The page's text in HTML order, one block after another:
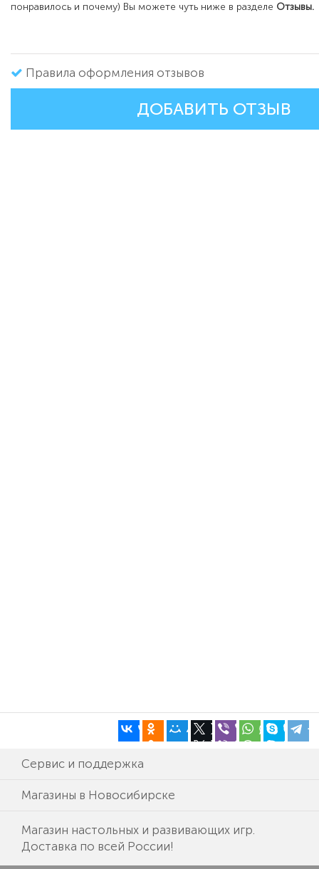
понравилось и почему) Вы можете чуть ниже в разделе Отзывы.
Правила оформления отзывов
ДОБАВИТЬ ОТЗЫВ
Сервис и поддержка
Магазины в Новосибирске
Магазин настольных и развивающих игр.
Доставка по всей России!